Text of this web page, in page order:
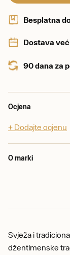
Besplatna
Dostava
90 dana za
Ocjena
+ Dodajte ocjenu
O marki
Svježa i
džentlmenske